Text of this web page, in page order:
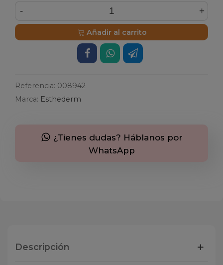
- +
Añadir al carrito
Referencia: 008942
Marca: Esthederm
¿Tienes dudas? Háblanos por
WhatsApp
Descripción